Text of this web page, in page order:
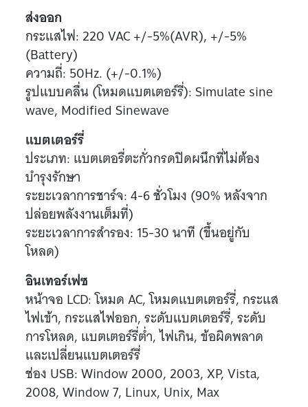
ส่งออก
กระแสไฟ: 220 VAC +/-5%(AVR), +/-5%
(Battery)
ความถี่: 50Hz. (+/-0.1%)
รูปแบบคลื่น (โหมดแบตเตอร์รี่): Simulate sine
wave, Modified Sinewave
แบตเตอร์รี่
ประเภท: แบตเตอรี่ตะกั่วกรดปิดผนึกที่ไม่ต้อง
บำรุงรักษา
ระยะเวลาการชาร์จ: 4-6 ชั่วโมง (90% หลังจาก
ปล่อยพลังงานเต็มที่)
ระยะเวลาการสำรอง: 15-30 นาที (ขึ้นอยู่กับ
โหลด)
อินเทอร์เฟซ
หน้าจอ LCD: โหมด AC, โหมดแบตเตอร์รี่, กระแส
ไฟเข้า, กระแสไฟออก, ระดับแบตเตอร์รี่, ระดับ
การโหลด, แบตเตอร์รี่ต่ำ, ไฟเกิน, ข้อผิดพลาด
และเปลี่ยนแบตเตอร์รี่
ช่อง USB: Window 2000, 2003, XP, Vista,
2008, Window 7, Linux, Unix, Max